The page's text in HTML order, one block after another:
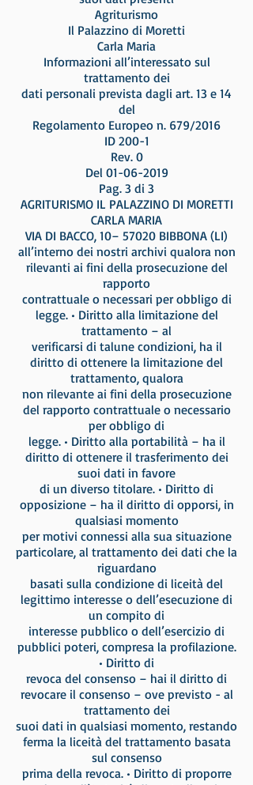
Agriturismo
Il Palazzino di Moretti
Carla Maria
Informazioni all’interessato sul
trattamento dei
dati personali prevista dagli art. 13 e 14
del
Regolamento Europeo n. 679/2016
ID 200-1
Rev. 0
Del 01-06-2019
Pag. 3 di 3
AGRITURISMO IL PALAZZINO DI MORETTI
CARLA MARIA
VIA DI BACCO, 10– 57020 BIBBONA (LI)
all’interno dei nostri archivi qualora non
rilevanti ai fini della prosecuzione del
rapporto
contrattuale o necessari per obbligo di
legge. • Diritto alla limitazione del
trattamento – al
verificarsi di talune condizioni, ha il
diritto di ottenere la limitazione del
trattamento, qualora
non rilevante ai fini della prosecuzione
del rapporto contrattuale o necessario
per obbligo di
legge. • Diritto alla portabilità – ha il
diritto di ottenere il trasferimento dei
suoi dati in favore
di un diverso titolare. • Diritto di
opposizione – ha il diritto di opporsi, in
qualsiasi momento
per motivi connessi alla sua situazione
particolare, al trattamento dei dati che la
riguardano
basati sulla condizione di liceità del
legittimo interesse o dell’esecuzione di
un compito di
interesse pubblico o dell’esercizio di
pubblici poteri, compresa la profilazione.
• Diritto di
revoca del consenso – hai il diritto di
revocare il consenso – ove previsto - al
trattamento dei
suoi dati in qualsiasi momento, restando
ferma la liceità del trattamento basata
sul consenso
prima della revoca. • Diritto di proporre